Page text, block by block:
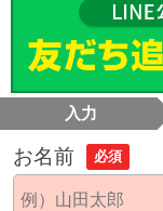
入力
お名前 必須